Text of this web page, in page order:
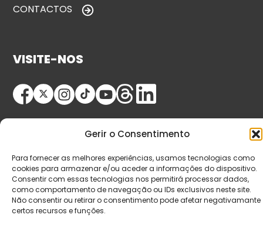
Gerir o Consentimento
Para fornecer as melhores experiências, usamos tecnologias como
cookies para armazenar e/ou aceder a informações do dispositivo.
Consentir com essas tecnologias nos permitirá processar dados,
como comportamento de navegação ou IDs exclusivos neste site.
Não consentir ou retirar o consentimento pode afetar negativamante
certos recursos e funções.
CONTACTOS
VISITE-NOS
© Copyright 2026 Saída de Emergência. Todos os
direitos reservados.